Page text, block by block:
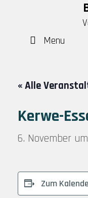
content
Menu
« Alle
Kerwe-
6. November
Zum